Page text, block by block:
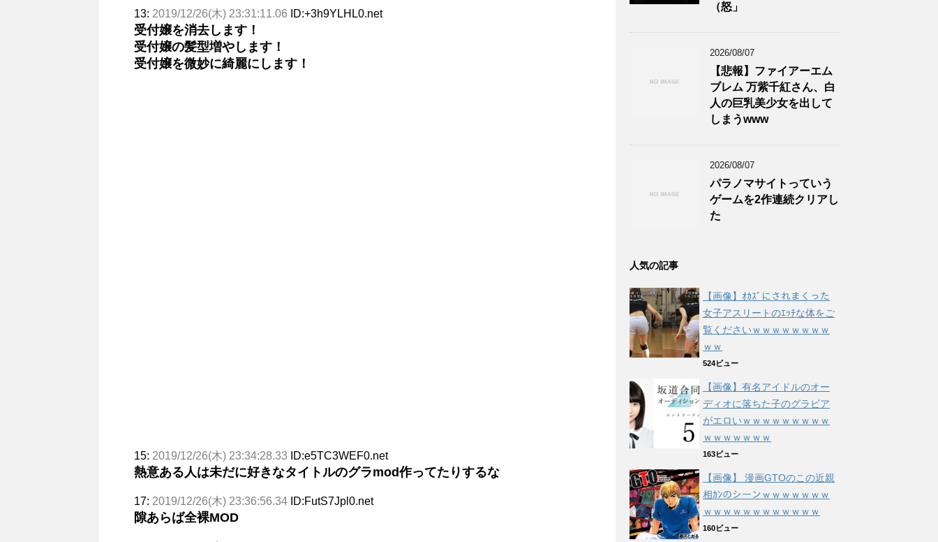
13: 2019/12/26(木) 23:31:11.06 ID:+3h9YLHL0.net
受付嬢を消去します！
受付嬢の髪型増やします！
受付嬢を微妙に綺麗にします！
15: 2019/12/26(木) 23:34:28.33 ID:e5TC3WEF0.net
熱意ある人は未だに好きなタイトルのグラmod作ってたりするな
17: 2019/12/26(木) 23:36:56.34 ID:FutS7Jpl0.net
隙あらば全裸MOD
（怒」
2026/08/07
【悲報】ファイアーエム
ブレム 万紫千紅さん、白
人の巨乳美少女を出して
しまうwww
2026/08/07
パラノマサイトっていう
ゲームを2作連続クリアし
た
人気の記事
【画像】ｵｶｽﾞにされまくった
女子アスリートのｴｯﾁな体をご
覧くださいｗｗｗｗｗｗｗｗ
ｗｗ
524ビュー
【画像】有名アイドルのオー
ディオに落ちた子のグラビア
がエロいｗｗｗｗｗｗｗｗｗ
ｗｗｗｗｗｗｗ
163ビュー
【画像】 漫画GTOのこの近親
相ｶﾝのシーンｗｗｗｗｗｗｗ
ｗｗｗｗｗｗｗｗｗｗｗｗ
160ビュー